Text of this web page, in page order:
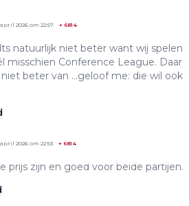
april 2026 om 22:57 + 6814
natuurlijk niet beter want wij spelen
misschien Conference League. Daar
beter van ...geloof me: die wil ook
april 2026 om 22:53 + 6814
prijs zijn en goed voor beide partijen.